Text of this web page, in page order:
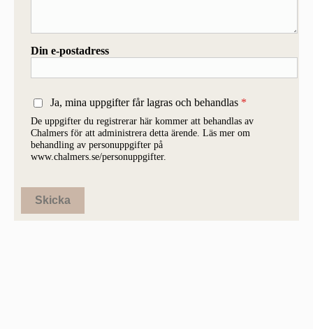
Din e-postadress
De uppgifter du registrerar här kommer att behandlas av
Chalmers för att administrera detta ärende. Läs mer om
behandling av personuppgifter på
www.chalmers.se/personuppgifter.
Ja, mina uppgifter får lagras och behandlas